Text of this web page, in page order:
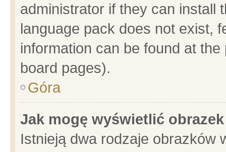
administrator if they can install
language pack does not exist,
information can be found at
board pages).
Góra
Jak mogę wyświetlić
Istnieją dwa rodzaje obrazków